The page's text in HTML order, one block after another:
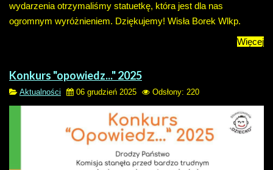
wydarzenia otrzymaliśmy statuetkę, która jest dla nas
ogromnym wyróżnieniem. Dziękujemy! Wisła Borek Wlkp.
Więcej
Konkurs "opowiedz..." 2025
Aktualności 06 grudzień 2025 Odsłony: 220